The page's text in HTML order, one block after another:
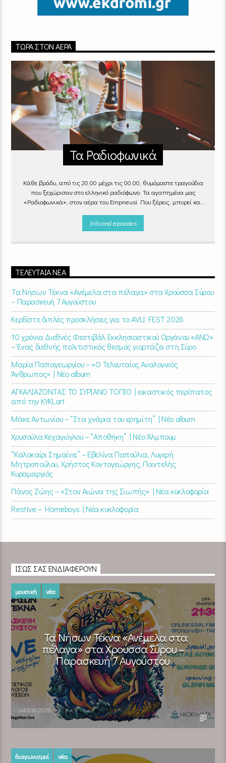
ΤΏΡΑ ΣΤΟΝ ΑΈΡΑ
Τα Ραδιοφωνικά
Κάθε βράδυ, από τις 20.00 μέχρι τις 00.00, θυμόμαστε τραγούδια
που ξεχώρισαν στο ελληνικό ραδιόφωνο. Τα αγαπημένα μας
«Ραδιοφωνικά», στον αέρα του Empneusi. Που ξέρεις, μπορεί και
:00 – 00:00στονEmpneusi 107 FM
Info and episodes
ΤΕΛΕΥΤΑΊΑ ΝΈΑ
Τα Νήσων Τέκνα «Ανέμελα στα πέλαγα» στα Χρούσσα Σύρου
– Παρασκευή 7 Αυγούστου
Κερδίστε διπλές προσκλήσεις για το AVLI FEST 2026
10 χρόνια Διεθνές Φεστιβάλ Εκκλησιαστικού Οργάνου «ΑΝΩ»
– Ένας διεθνής πολιτιστικός θεσμός γιορτάζει στη Σύρο​
Μαρία Παπαγεωργίου – «Ο Τελευταίος Αναλογικός
Άνθρωπος» | Νέο album
ΑΓΚΑΛΙΑΖΟΝΤΑΣ ΤΟ ΣΥΡΙΑΝΟ ΤΟΠΙΟ | εικαστικός περίπατος
από την KYKLart
Μάκε Αντωνίου – “Στα χνάρια του ερημίτη” | Νέο album
Χρυσούλα Κεχαγιόγλου – “Αποθήκη” | Νέο Άλμπουμ
“Καλοκαίρι Σημαίνει” – Εβελίνα Παπούλια, Λυγερή
Μητροπούλου, Χρήστος Κοντογεώργης, Παντελής
Κυραμαργιός
Πάνος Ζώης – «Στον Αιώνα της Σιωπής» | Νέα κυκλοφορία
Restive – Homeboys | Νέα κυκλοφορία
ΊΣΩΣ ΣΑΣ ΕΝΔΙΑΦΈΡΟΥΝ
μουσική νέα
Τα Νήσων Τέκνα «Ανέμελα στα
πέλαγα» στα Χρούσσα Σύρου –
Παρασκευή 7 Αυγούστου
04/08/2026
διαγωνισμοί νέα